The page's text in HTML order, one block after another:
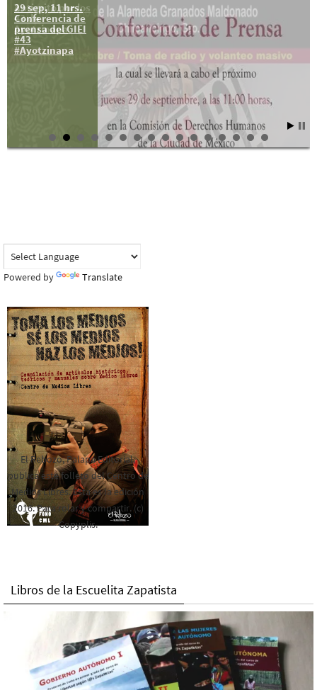
29 sep, 11 hrs.
Conferencia de
prensa del GIEI
#43
#Ayotzinapa
Antigrito por los
43 de
Ayotzinapa
Powered by Translate
El Rebozo, Palapa Editorial,
publica este folleto del Centro de
Medios Libres. Esta es la edición
2016. Para rolar y compartir. (c)
Copyplis.
Libros de la Escuelita Zapatista